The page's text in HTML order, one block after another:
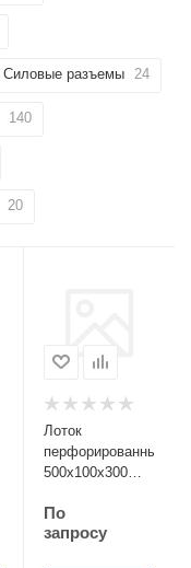
Силовые разъемы 24
140
20
Лоток
перфорированный
500х100х300
100-3
По
запросу